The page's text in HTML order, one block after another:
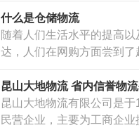
什么是仓储物流
随着人们生活水平的提高
达，人们在网购方面尝到了
昆山大地物流 省内信誉物流
昆山大地物流有限公司是
民营企业，主要为工商企业